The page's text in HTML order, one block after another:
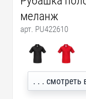
меланж
арт. PU422610
. . . смотреть